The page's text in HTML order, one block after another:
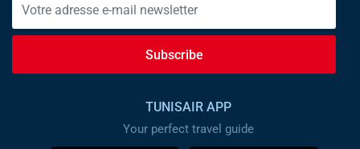
Subscribe
TUNISAIR APP
Your perfect travel guide